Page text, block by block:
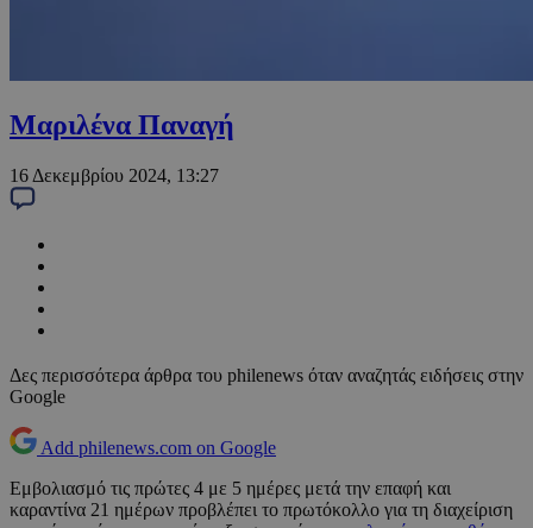
Μαριλένα Παναγή
16 Δεκεμβρίου 2024, 13:27
Δες περισσότερα άρθρα του philenews όταν αναζητάς ειδήσεις στην
Google
Add philenews.com on Google
Εμβολιασμό τις πρώτες 4 με 5 ημέρες μετά την επαφή και
καραντίνα 21 ημέρων προβλέπει το πρωτόκολλο για τη διαχείριση